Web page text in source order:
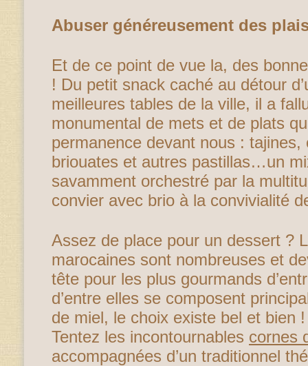
Abuser généreusement des
Et de ce point de vue la, des
! Du petit snack caché au détour
meilleures tables de la ville, il a
monumental de mets et de plats
permanence devant nous :
briouates et autres pastillas…un
savamment orchestré par la
convier avec brio à la convivialité
Assez de place pour un dessert ?
marocaines sont nombreuses et
tête pour les plus gourmands
d’entre elles se composent
de miel, le choix existe bel et bien
Tentez les incontournables cornes
accompagnées d’un traditionnel